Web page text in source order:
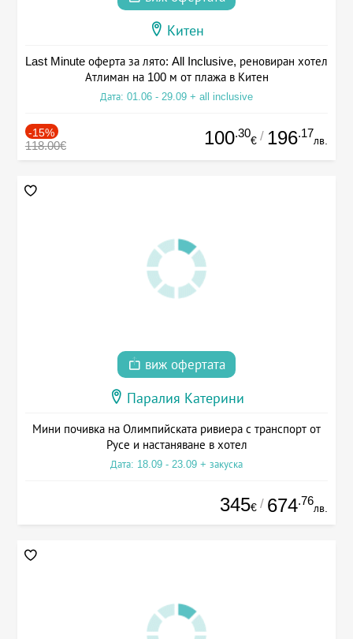
Китен
Last Minute оферта за лято: All Inclusive, реновиран хотел
Атлиман на 100 м от плажа в Китен
Дата: 01.06 - 29.09 + all inclusive
-15%
118.00€ 100.30
€ / 196.17
лв.
виж офертата
Паралия Катерини
Мини почивка на Олимпийската ривиера с транспорт от
Русе и настаняване в хотел
Дата: 18.09 - 23.09 + закуска
345€ / 674.76
лв.